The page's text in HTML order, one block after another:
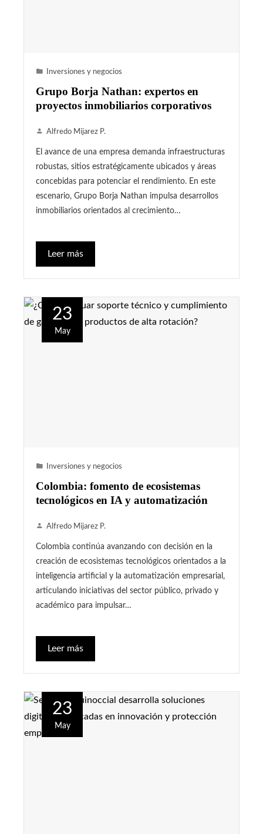
Inversiones y negocios
Grupo Borja Nathan: expertos en
proyectos inmobiliarios corporativos
Alfredo Mijarez P.
El avance de una empresa demanda infraestructuras
robustas, sitios estratégicamente ubicados y áreas
concebidas para potenciar el rendimiento. En este
escenario, Grupo Borja Nathan impulsa desarrollos
inmobiliarios orientados al crecimiento…
Leer más
23
May
Inversiones y negocios
Colombia: fomento de ecosistemas
tecnológicos en IA y automatización
Alfredo Mijarez P.
Colombia continúa avanzando con decisión en la
creación de ecosistemas tecnológicos orientados a la
inteligencia artificial y la automatización empresarial,
articulando iniciativas del sector público, privado y
académico para impulsar…
Leer más
23
May